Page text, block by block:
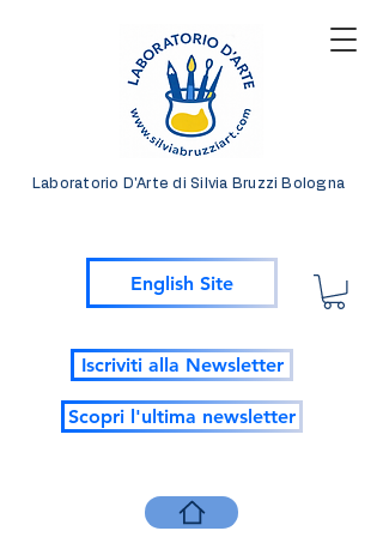
Laboratorio D'Arte di Silvia Bruzzi Bologna
English Site
Iscriviti alla Newsletter
Scopri l'ultima newsletter